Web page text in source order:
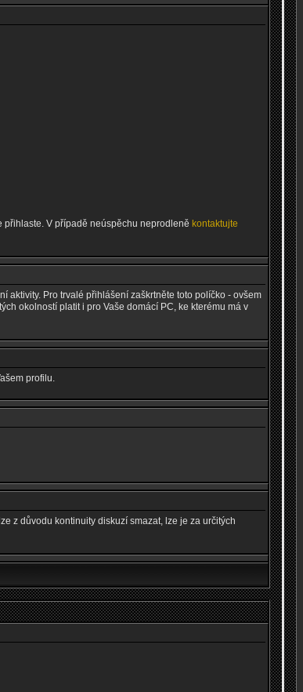
přihlaste. V případě neúspěchu neprodleně kontaktujte
aktivity. Pro trvalé přihlášení zaškrtněte toto políčko - ovšem
okolností platit i pro Vaše domácí PC, ke kterému má v
profilu.
z důvodu kontinuity diskuzí smazat, lze je za určitých